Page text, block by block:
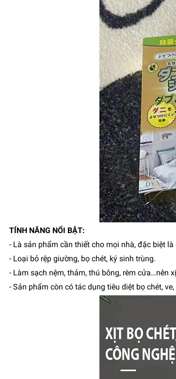
TÍNH NĂNG NỔI BẬT:
- Là sản phẩm cần thiết cho mọi nhà, đặc biệt
- Loại bỏ rệp giường, bọ chét, ký sinh trùng.
- Làm sạch nệm, thảm, thú bông, rèm
- Sản phẩm còn có tác dụng tiêu diệt bọ chét,